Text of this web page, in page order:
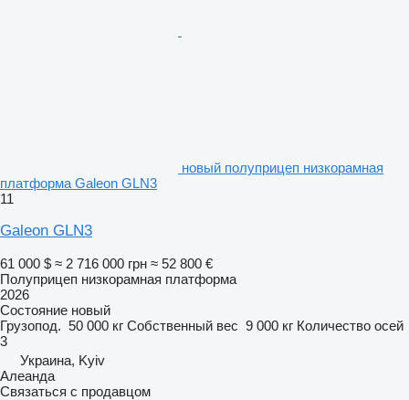
новый полуприцеп низкорамная
платформа Galeon GLN3
11
Galeon GLN3
61 000 $ ≈ 2 716 000 грн ≈ 52 800 €
Полуприцеп низкорамная платформа
2026
Состояние новый
Грузопод. 50 000 кг Собственный вес 9 000 кг Количество осей
3
Украина, Kyiv
Алеанда
Связаться с продавцом